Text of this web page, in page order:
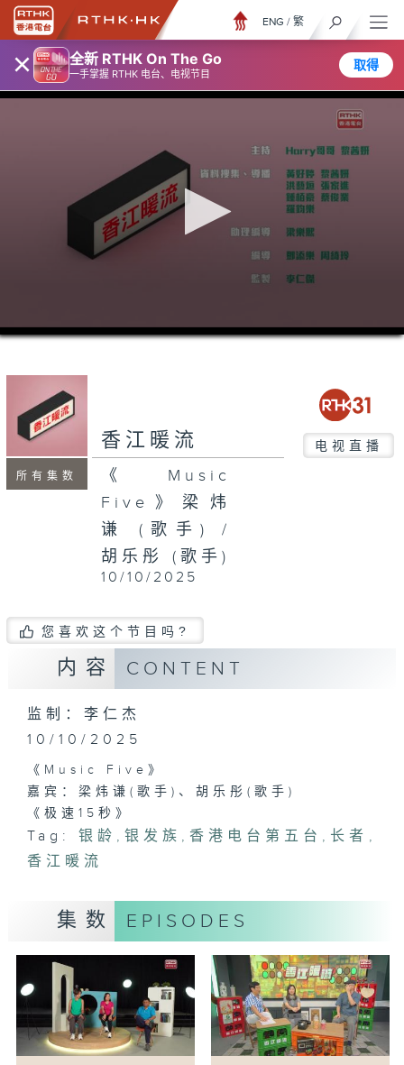
× 全新 RTHK On The Go
一手掌握 RTHK 电台、电视节目
取得
ENG / 繁
0
seconds
seconds
所有集数
香江暖流 电视直播
《Music
Five》梁炜
谦 (歌手) /
胡乐彤 (歌手)
10/10/2025
您喜欢这个节目吗?
内容 CONTENT
监制：李仁杰
10/10/2025
《Music Five》
嘉宾：梁炜谦(歌手)、胡乐彤(歌手)
《极速15秒》
Tag: 银龄 , 银发族 , 香港电台第五台 , 长者 ,
香江暖流
集数 EPISODES